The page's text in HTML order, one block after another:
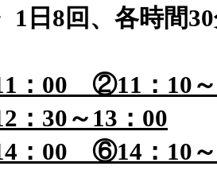
1日8回、各時間
：00 ②11：10
：30～13：00
：00 ⑥14：10